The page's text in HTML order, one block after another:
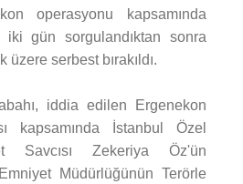
operasyonu kapsamında
iki gün sorgulandıktan sonra
üzere serbest bırakıldı.
iddia edilen Ergenekon
kapsamında İstanbul Özel
Savcısı Zekeriya Öz'ün
Müdürlüğünün Terörle